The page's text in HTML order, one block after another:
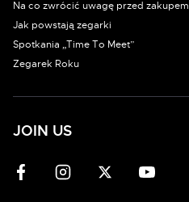
Na co zwrócić uwagę przed zakupem
Jak powstają zegarki
Spotkania „Time To Meet”
Zegarek Roku
JOIN US